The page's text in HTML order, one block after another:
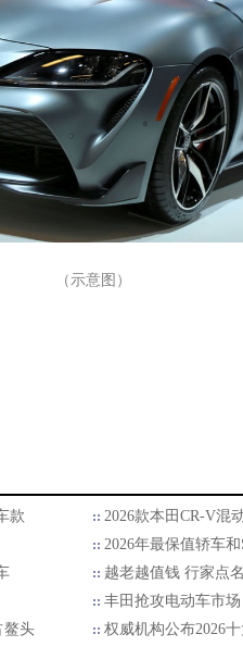
（示意图）
款
2026款本田CR-V混
2026年最保值轿车
越老越值钱 行家点
丰田抢攻电动车市
鳌头
权威机构公布2026